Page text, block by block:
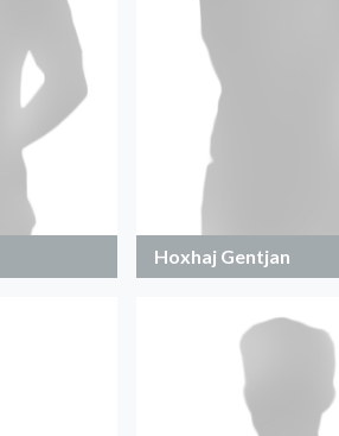
Hoxhaj Gentjan